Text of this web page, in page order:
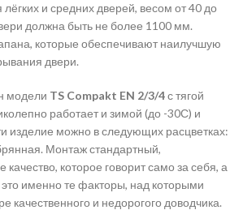
и средних дверей, весом от 40 до
должна быть не более 1100 мм.
которые обеспечивают наилучшую
двери.
модели TS Compakt EN 2/3/4с тягой
работает и зимой (до -30С) и
изделие можно в следующих расцветках:
Монтаж стандартный,
которое говорит само за себя, а
именно те факторы, над которыми
качественного и недорогого доводчика.